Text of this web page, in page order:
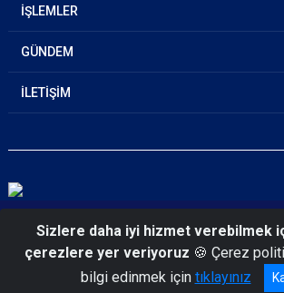
İŞLEMLER
GÜNDEM
İLETİŞİM
© 2026 Balıkesir Emniyet Müdürlüğü
Sizlere daha iyi hizmet verebilmek
çerezlere yer veriyoruz 🍪 Çerez
bilgi edinmek için tıklayınız